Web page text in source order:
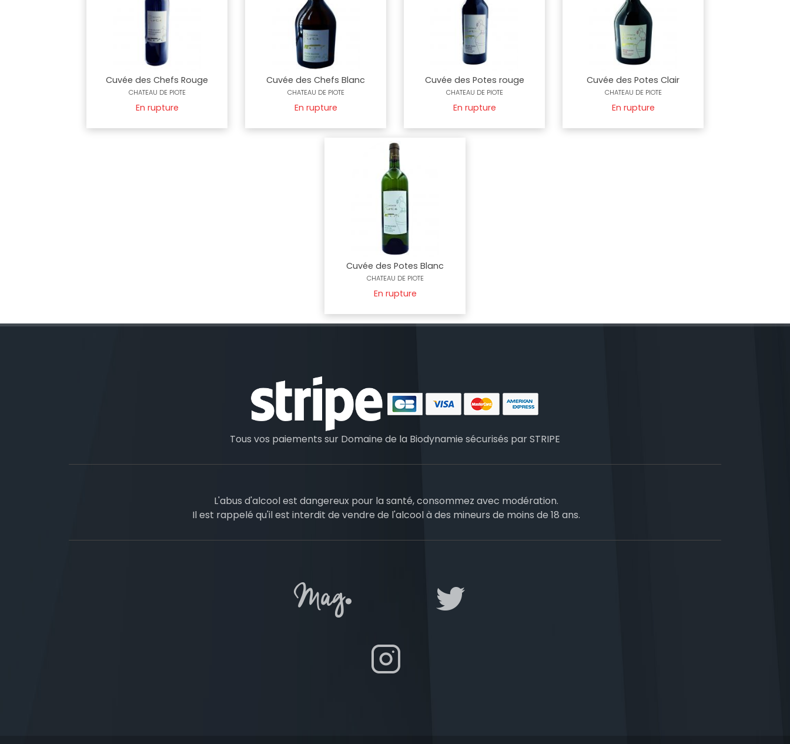
Cuvée des Chefs Rouge
CHATEAU DE PIOTE
En rupture
Cuvée des Chefs Blanc
CHATEAU DE PIOTE
En rupture
Cuvée des Potes rouge
CHATEAU DE PIOTE
En rupture
Cuvée des Potes Clair
CHATEAU DE PIOTE
En rupture
Cuvée des Potes Blanc
CHATEAU DE PIOTE
En rupture
Tous vos paiements sur Domaine de la Biodynamie sécurisés parSTRIPE
L'abus d'alcool est dangereux pour la santé, consommez avec modération.
Il est rappelé qu'il est interdit de vendre de l'alcool à des mineurs de moins de 18 ans.